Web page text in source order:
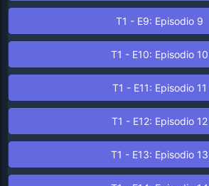
T1 - E9: Episodio 9
T1 - E10: Episodio 10
T1 - E11: Episodio 11
T1 - E12: Episodio 12
T1 - E13: Episodio 13